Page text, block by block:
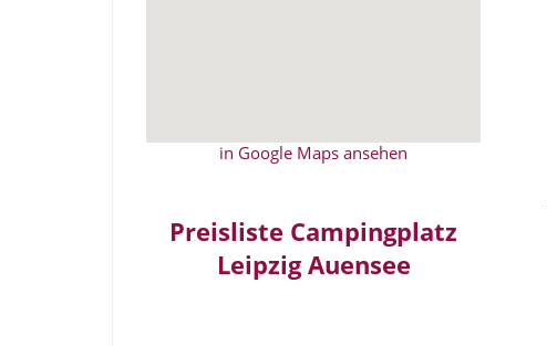
in Google Maps ansehen
Preisliste Campingplatz
Leipzig Auensee